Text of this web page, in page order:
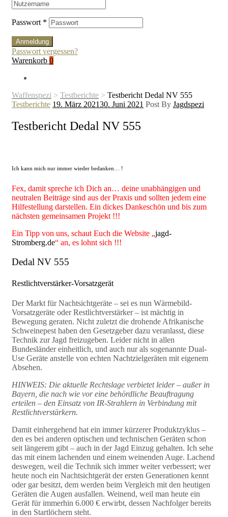
Passwort *
Anmeldung
Passwort vergessen?
Warenkorb 0
Waffenspezi > Testberichte > Testbericht Dedal NV 555
Kategorien
Testberichte 19. März 202130. Juni 2021 Post By Jagdspezi
Testbericht Dedal NV 555
Ich kann mich nur immer wieder bedanken… !
Fex, damit spreche ich Dich an… deine unabhängigen und
neutralen Beiträge sind aus der Praxis und sollten jedem eine
Hilfestellung darstellen. Ein dickes Dankeschön und bis zum
nächsten gemeinsamen Projekt !!!
Ein Tipp von uns, schaut Euch die Website „jagd-
Stromberg.de“ an, es lohnt sich !!!
Dedal NV 555
Restlichtverstärker-Vorsatzgerät
Der Markt für Nachtsichtgeräte – sei es nun Wärmebild-
Vorsatzgeräte oder Restlichtverstärker – ist mächtig in
Bewegung geraten. Nicht zuletzt die drohende Afrikanische
Schweinepest haben den Gesetzgeber dazu veranlasst, diese
Technik zur Jagd freizugeben. Leider nicht in allen
Bundesländer einheitlich, und auch nur als sogenannte Dual-
Use Geräte anstelle von echten Nachtzielgeräten mit eigenem
Absehen.
HINWEIS: Die aktuelle Rechtslage verbietet leider – außer in
Bayern, die nach wie vor eine behördliche Beauftragung
erteilen – den Einsatz von IR-Strahlern in Verbindung mit
Restlichtverstärkern.
Damit einhergehend hat ein immer kürzerer Produktzyklus –
den es bei anderen optischen und technischen Geräten schon
seit längerem gibt – auch in der Jagd Einzug gehalten. Ich sehe
das mit einem lachenden und einem weinenden Auge. Lachend
deswegen, weil die Technik sich immer weiter verbessert; wer
heute noch ein Nachtsichtgerät der ersten Generationen kennt
oder gar besitzt, dem werden beim Vergleich mit den heutigen
Geräten die Augen ausfallen. Weinend, weil man heute ein
Gerät für immerhin 6.000 € erwirbt, dessen Nachfolger bereits
in den Startlöchern steht.